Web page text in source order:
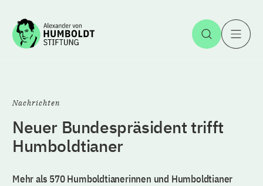
Zum Inhalt springen Suche
Nachrichten
Neuer Bundespräsident trifft
Humboldtianer
Mehr als 570 Humboldtianerinnen und Humboldtianer